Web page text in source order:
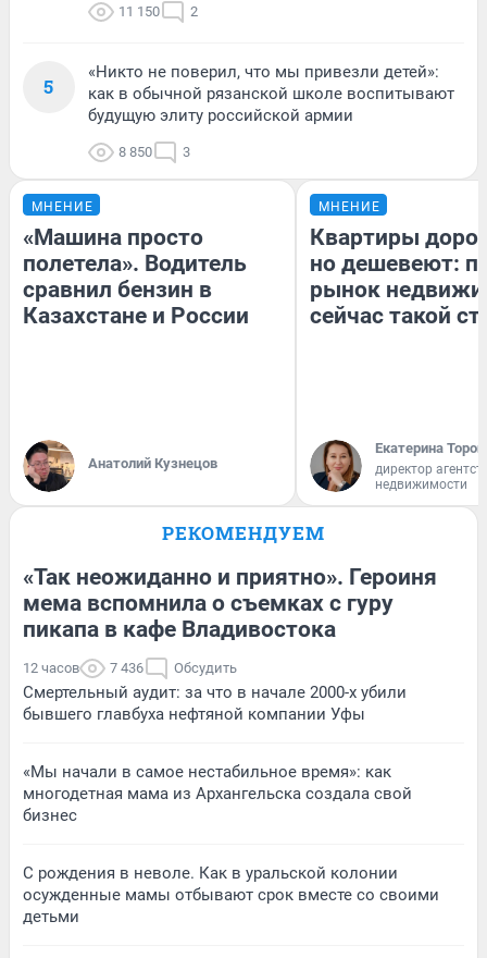
11 150 2
5
«Никто не поверил, что мы привезли детей»:
как в обычной рязанской школе воспитывают
будущую элиту российской армии
8 850 3
МНЕНИЕ
«Машина просто
полетела». Водитель
сравнил бензин в
Казахстане и России
Анатолий Кузнецов
МНЕНИЕ
Квартиры
но дешевеют:
рынок
сейчас такой
Екатерина
директор
недвижимости
РЕКОМЕНДУЕМ
«Так неожиданно и приятно». Героиня
мема вспомнила о съемках с гуру
пикапа в кафе Владивостока
12 часов 7 436 Обсудить
Смертельный аудит: за что в начале 2000-х убили
бывшего главбуха нефтяной компании Уфы
«Мы начали в самое нестабильное время»: как
многодетная мама из Архангельска создала свой
бизнес
С рождения в неволе. Как в уральской колонии
осужденные мамы отбывают срок вместе со своими
детьми